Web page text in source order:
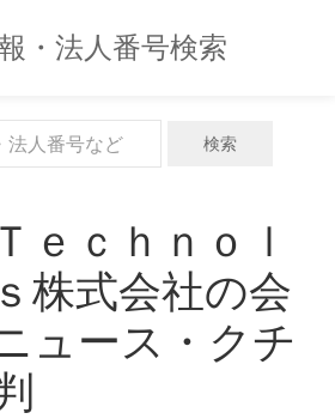
・法人番号検索
検索
ｃｈｎｏｌ
株式会社の会
ュース・クチ